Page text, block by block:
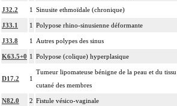
17.2
ou sans photographie, l'interprétation, les
de réalisation, le compte rendu, le codage
empreinte par apposition cellulaire
écrasis cellulaire
L'examen anatomopathologique, inclut :
microscopique de pièce d'exérèse
J32.2 1 Sinusite ethmoïdale (chronique)
J33.1 1 Polypose rhino-sinusienne déformante
J33.8 1 Autres polypes des sinus
K63.5+0 1 Polypose (colique) hyperplasique
D17.2 1
Tumeur lipomateuse bénigne de la peau et du
cutané des membres
N82.0 2 Fistule vésico-vaginale